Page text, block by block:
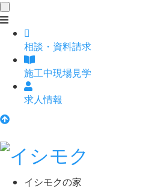
toggle
navigation
相談 ・ 資料請求
施工中現場見学
求人情報
イシモクの家